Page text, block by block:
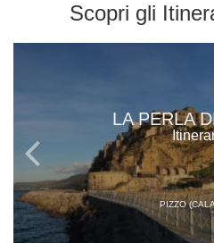
Scopri gli
LA PERLA
PIZZO